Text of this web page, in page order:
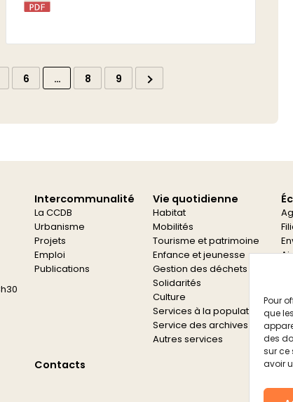
Pour
que
des
sur ce
avoir
6 … 8 9
Intercommunalité
La CCDB
Urbanisme
Projets
Emploi
Publications
Vie quotidienne
Habitat
Mobilités
Tourisme et patrimoine
Enfance et jeunesse
Gestion des déchets
Solidarités
Culture
Services à la population
Service des archives
Autres services
Contacts